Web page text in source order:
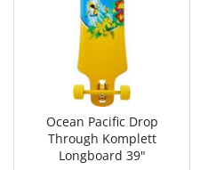
Ocean Pacific Drop
Through Komplett
Longboard 39"